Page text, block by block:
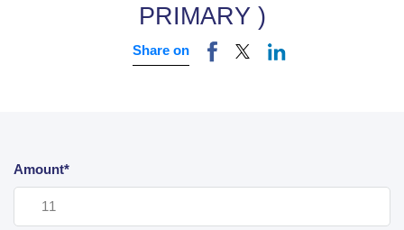
PRIMARY )
Share on
Amount*